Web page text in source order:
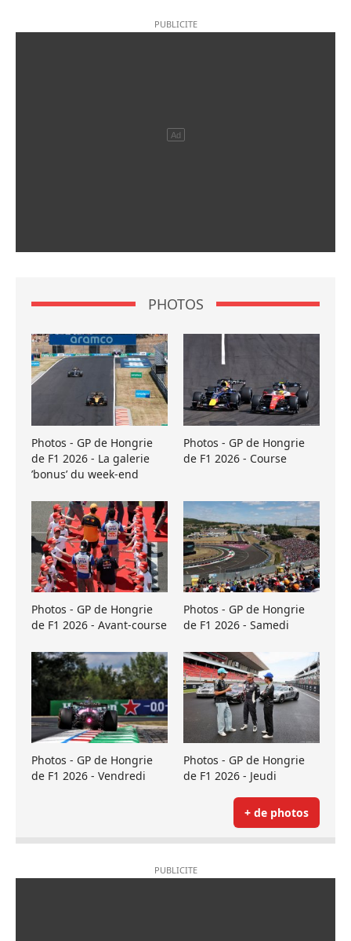
PHOTOS
Photos - GP de Hongrie
de F1 2026 - La galerie
’bonus’ du week-end
Photos - GP de Hongrie
de F1 2026 - Course
Photos - GP de Hongrie
de F1 2026 - Avant-course
Photos - GP de Hongrie
de F1 2026 - Samedi
Photos - GP de Hongrie
de F1 2026 - Vendredi
Photos - GP de Hongrie
de F1 2026 - Jeudi
+ de photos